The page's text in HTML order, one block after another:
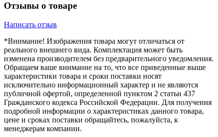
Отзывы о товаре
Написать отзыв
*Внимание! Изображения товара могут отличаться от
реального внешнего вида. Комплектация может быть
изменена производителем без предварительного уведомления.
Обращаем ваше внимание на то, что все приведенные выше
характеристики товара и сроки поставки носят
исключительно информационный характер и не являются
публичной офертой, определенной пунктом 2 статьи 437
Гражданского кодекса Российской Федерации. Для получения
подробной информации о характеристиках данного товара,
цене и сроках поставки обращайтесь, пожалуйста, к
менеджерам компании.